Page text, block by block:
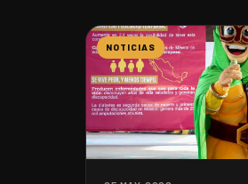
NOTICIAS